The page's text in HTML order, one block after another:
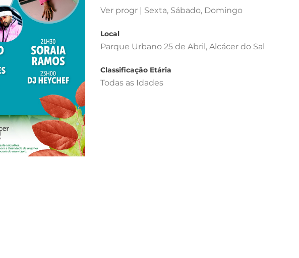
Ver progr | Sexta, Sábado, Domingo
Local
Parque Urbano 25 de Abril, Alcácer do Sal
Classificação Etária
Todas as Idades